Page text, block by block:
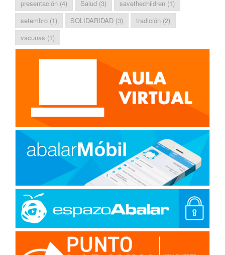
presentación (4) Salud (3) savethechildren (1)
setembro (1) SOLIDARIDAD (3) tradición (2)
vacunas (1)